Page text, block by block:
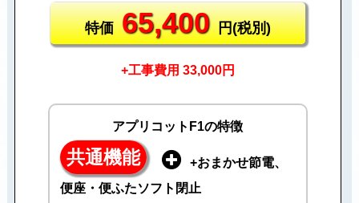
特価65,400円(税別)
+工事費用 33,000円
アプリコットF1の特徴
共通機能
+おまかせ節電、
便座・便ふたソフト閉止